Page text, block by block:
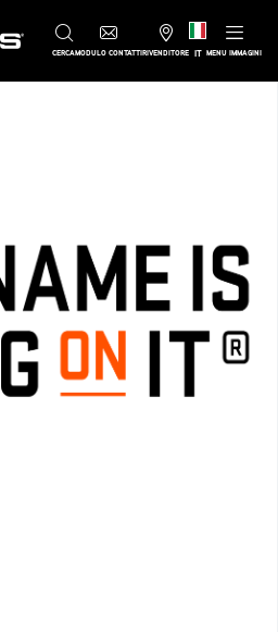
CERCAMODULO CONTATTIRIVENDITORE IT MENU IMMAGINI